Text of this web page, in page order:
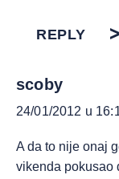
REPLY
scoby
24/01/2012 u
A da to nije onaj
vikenda pokusao